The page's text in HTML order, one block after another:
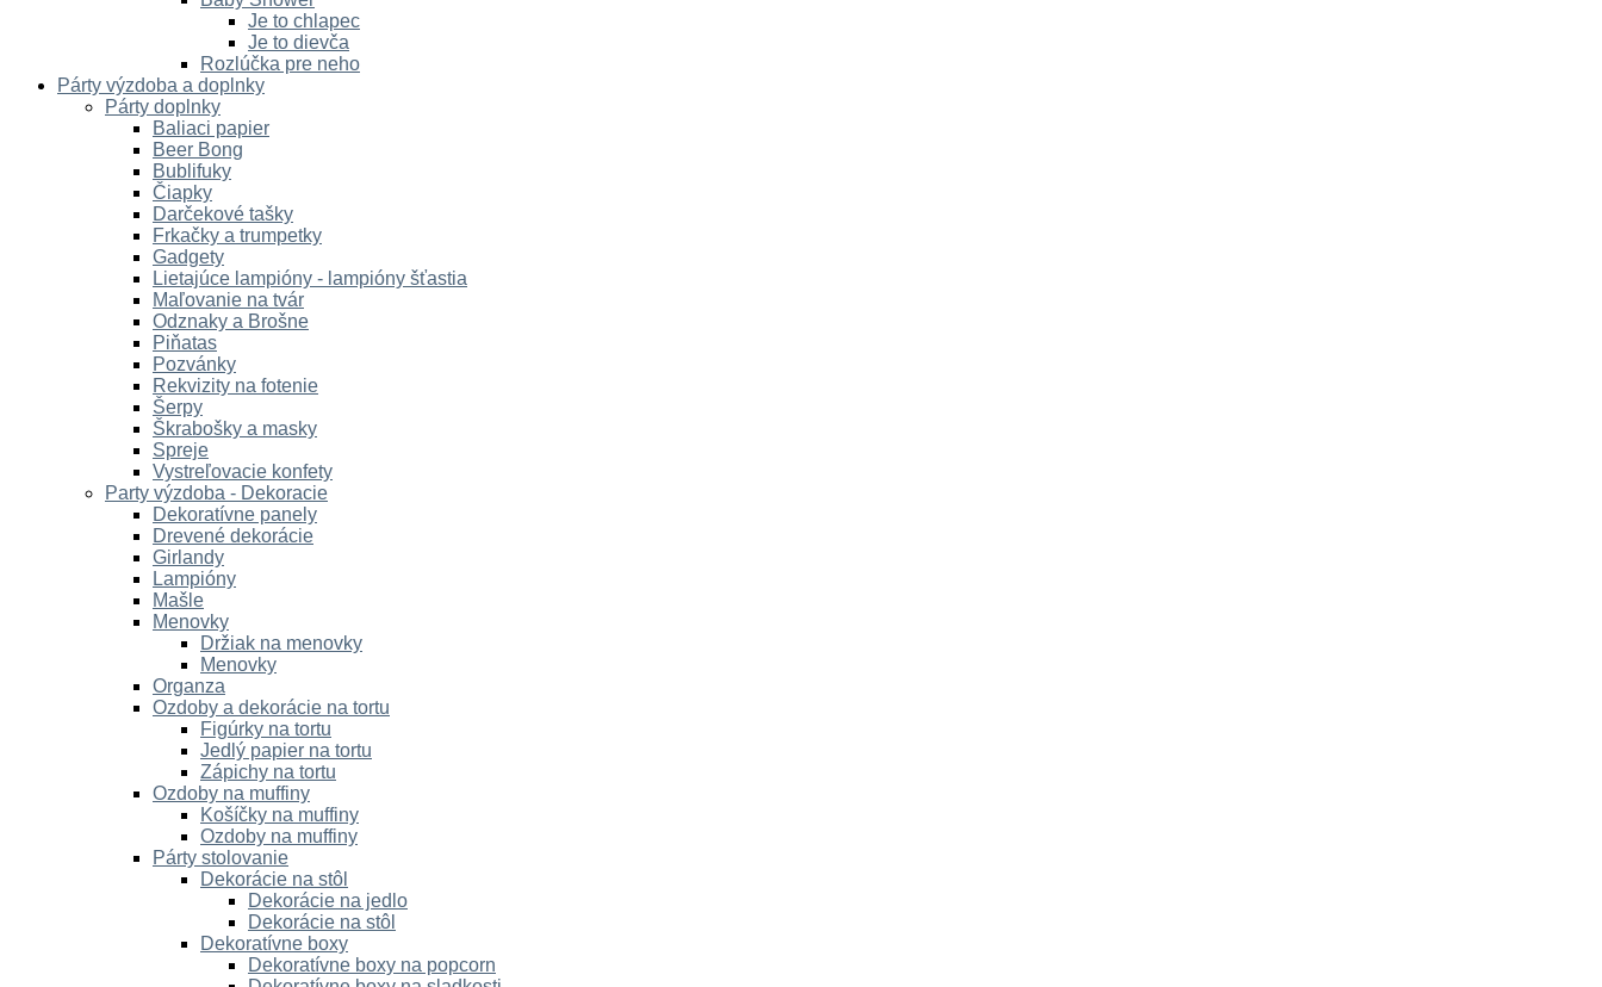
Je to chlapec
Je to dievča
Rozlúčka pre neho
Párty výzdoba a doplnky
Párty doplnky
Baliaci papier
Beer Bong
Bublifuky
Čiapky
Darčekové tašky
Frkačky a trumpetky
Gadgety
Lietajúce lampióny - lampióny šťastia
Maľovanie na tvár
Odznaky a Brošne
Piňatas
Pozvánky
Rekvizity na fotenie
Šerpy
Škrabošky a masky
Spreje
Vystreľovacie konfety
Party výzdoba - Dekoracie
Dekoratívne panely
Drevené dekorácie
Girlandy
Lampióny
Mašle
Menovky
Držiak na menovky
Menovky
Organza
Ozdoby a dekorácie na tortu
Figúrky na tortu
Jedlý papier na tortu
Zápichy na tortu
Ozdoby na muffiny
Košíčky na muffiny
Ozdoby na muffiny
Párty stolovanie
Dekorácie na stôl
Dekorácie na jedlo
Dekorácie na stôl
Dekoratívne boxy
Dekoratívne boxy na popcorn